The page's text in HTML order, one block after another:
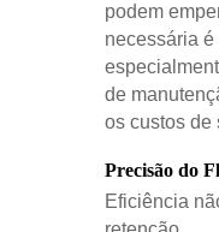
podem
necessária
de
os custos de
Precisão do
Eficiência